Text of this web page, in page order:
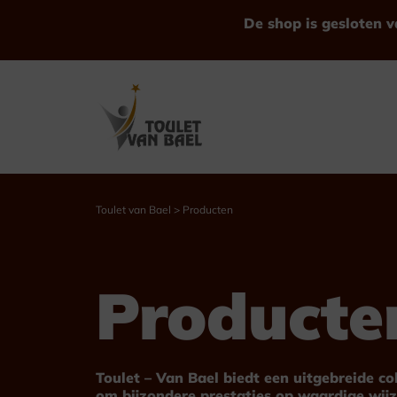
De shop is gesloten
Bekijk alle Producten
Trofeeën
Bekers
Toulet van Bael > Producten
Toulet – Van Bael biedt een uitgebreide